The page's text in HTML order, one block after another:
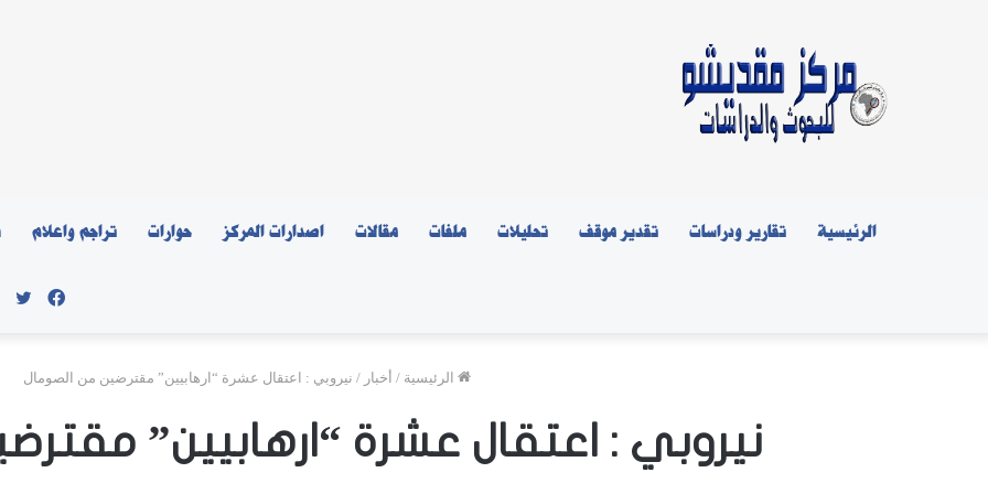
الرئيسية تقارير ودراسات تقدير موقف تحليلات ملفات مقالات اصدارات المركز حوارات تراجم واعلام
الرئيسية / أخبار / نيروبي : اعتقال عشرة “ارهابيين” مقترضين من الصومال
نيروبي : اعتقال عشرة “ارهابيين”